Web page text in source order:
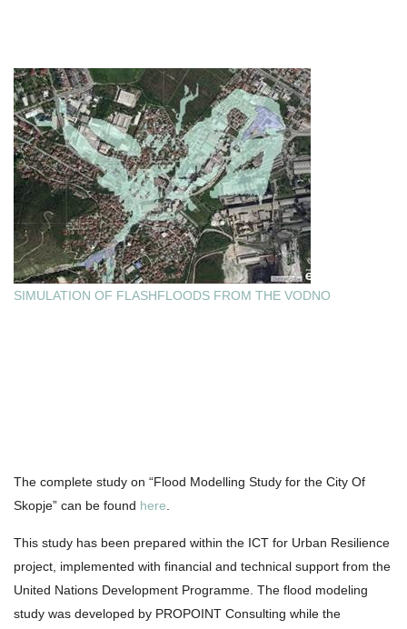
SIMULATION OF FLASHFLOODS FROM THE VODNO
The complete study on “Flood Modelling Study for the City Of
Skopje” can be found here
This study has been prepared within the ICT for Urban Resilience
project, implemented with financial and technical support from the
United Nations Development Programme. The flood modeling
study was developed by PROPOINT Consulting while the